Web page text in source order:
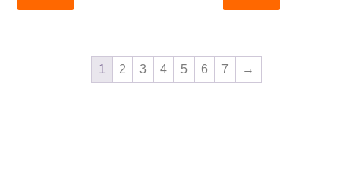
1 2 3 4 5 6 7 →